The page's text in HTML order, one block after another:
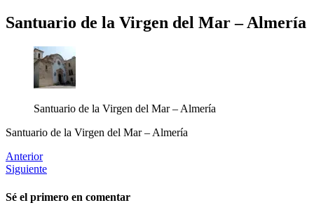
Santuario de la Virgen del Mar – Almería
Santuario de la Virgen del Mar – Almería
Santuario de la Virgen del Mar – Almería
Anterior
Siguiente
Sé el primero en comentar